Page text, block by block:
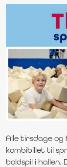
Alle tirsdage og
kombibillet til
boldspil i hallen.